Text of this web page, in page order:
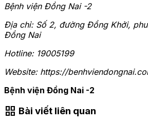
Bệnh viện Đồng Nai -2
Địa chỉ: Số 2, đường Đồng Khởi,
Đồng Nai
Hotline: 19005199
Website: https://
Bệnh viện Đồng Nai -2
grid_view Bài viết liên quan